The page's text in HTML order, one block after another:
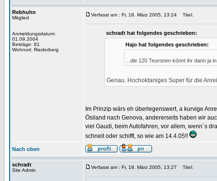
Rebhuhn
Mitglied
Anmeldungsdatum:
01.09.2004
Beiträge: 81
Wohnort: Riederberg
Verfasst am : Fr, 18. März 2005, 13:24 Titel:
schradt hat folgendes geschrieben:
Hajo hat folgendes geschrieben:
...die 120 Teuronen könnt ihr dann ja
Genau. Hochoktaniges Super für die
Im Prinzip wärs eh überlegenswert, a kurvige
Ösiland nach Genova, andererseits haben wir
viel Gaudi, beim Autofahren, vor allem, wenn´s
schneit oder schifft, so wie am 14.4.05!!
Nach oben
schradt
Site Admin
Verfasst am : Fr, 18. März 2005, 13:27 Titel: